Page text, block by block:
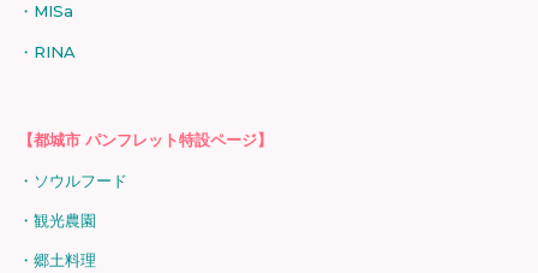
MISa
RINA
【都城市 パンフレット特設ページ】
ソウルフード
観光農園
郷土料理